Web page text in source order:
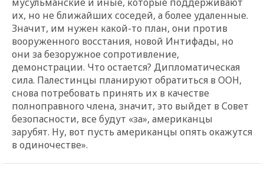
их, но не ближайших соседей, а более удаленные.
Значит, им нужен какой-то план, они против
вооруженного восстания, новой Интифады, но
они за безоружное сопротивление,
демонстрации. Что остается? Дипломатическая
сила. Палестинцы планируют обратиться в ООН,
снова потребовать принять их в качестве
полноправного члена, значит, это выйдет в Совет
безопасности, все будут «за», американцы
зарубят. Ну, вот пусть американцы опять окажутся
в одиночестве».